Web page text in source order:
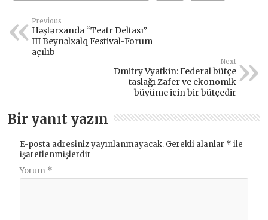
Previous
Həştərxanda “Teatr Deltası”
III Beynəlxalq Festival-Forum
açılıb
Next
Dmitry Vyatkin: Federal bütçe
taslağı Zafer ve ekonomik
büyüme için bir bütçedir
Bir yanıt yazın
E-posta adresiniz yayınlanmayacak. Gerekli alanlar * ile
işaretlenmişlerdir
Yorum *